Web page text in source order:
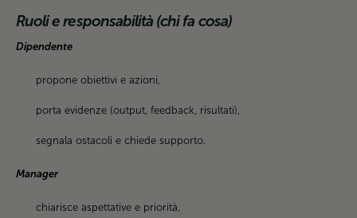
Ruoli e responsabilità (chi fa cosa)
Dipendente
propone obiettivi e azioni,
porta evidenze (output, feedback, risultati),
segnala ostacoli e chiede supporto.
Manager
chiarisce aspettative e priorità,